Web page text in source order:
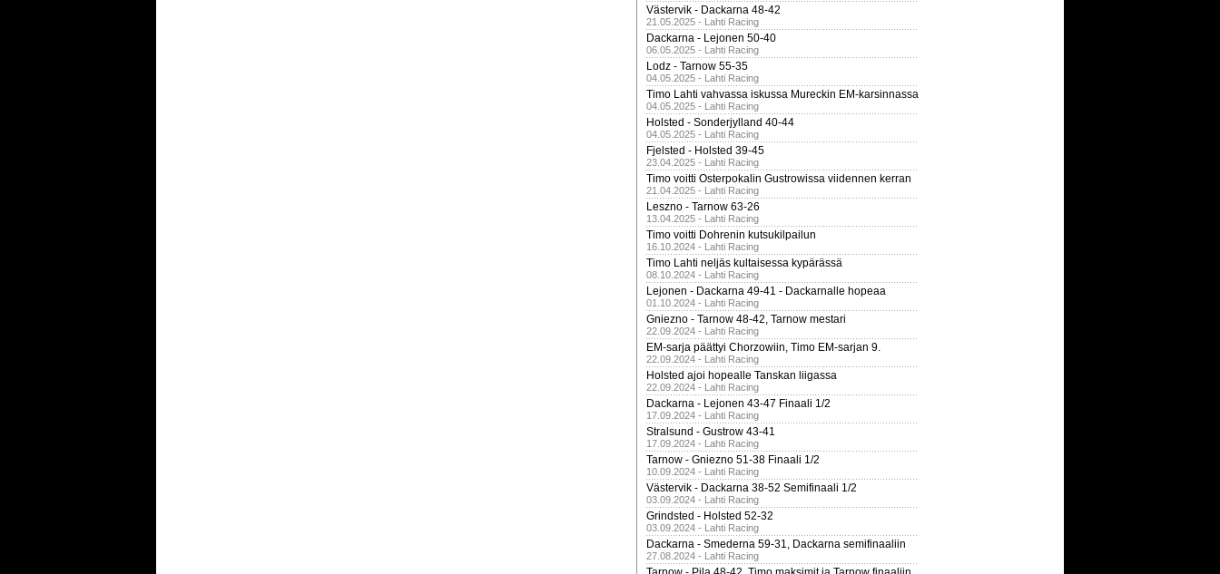
Västervik - Dackarna 48-42
21.05.2025 - Lahti Racing
Dackarna - Lejonen 50-40
06.05.2025 - Lahti Racing
Lodz - Tarnow 55-35
04.05.2025 - Lahti Racing
Timo Lahti vahvassa iskussa Mureckin EM-karsinnassa
04.05.2025 - Lahti Racing
Holsted - Sonderjylland 40-44
04.05.2025 - Lahti Racing
Fjelsted - Holsted 39-45
23.04.2025 - Lahti Racing
Timo voitti Osterpokalin Gustrowissa viidennen kerran
21.04.2025 - Lahti Racing
Leszno - Tarnow 63-26
13.04.2025 - Lahti Racing
Timo voitti Dohrenin kutsukilpailun
16.10.2024 - Lahti Racing
Timo Lahti neljäs kultaisessa kypärässä
08.10.2024 - Lahti Racing
Lejonen - Dackarna 49-41 - Dackarnalle hopeaa
01.10.2024 - Lahti Racing
Gniezno - Tarnow 48-42, Tarnow mestari
22.09.2024 - Lahti Racing
EM-sarja päättyi Chorzowiin, Timo EM-sarjan 9.
22.09.2024 - Lahti Racing
Holsted ajoi hopealle Tanskan liigassa
22.09.2024 - Lahti Racing
Dackarna - Lejonen 43-47 Finaali 1/2
17.09.2024 - Lahti Racing
Stralsund - Gustrow 43-41
17.09.2024 - Lahti Racing
Tarnow - Gniezno 51-38 Finaali 1/2
10.09.2024 - Lahti Racing
Västervik - Dackarna 38-52 Semifinaali 1/2
03.09.2024 - Lahti Racing
Grindsted - Holsted 52-32
03.09.2024 - Lahti Racing
Dackarna - Smederna 59-31, Dackarna semifinaaliin
27.08.2024 - Lahti Racing